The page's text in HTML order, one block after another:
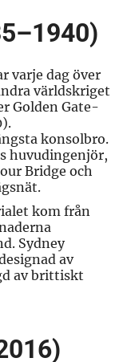
varje dag över
världskriget
Golden Gate-
konsolbro.
huvudingenjör,
Bridge och
kom från
Sydney
av
av brittiskt